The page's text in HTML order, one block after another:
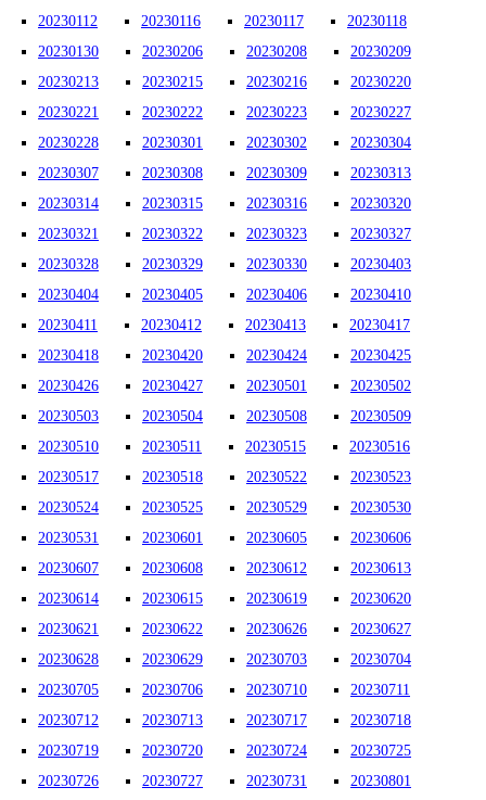
20230112 20230116 20230117
20230118
20230130
20230206 20230208
20230209
20230213
20230215 20230216
20230220
20230221
20230222 20230223
20230227
20230228
20230301 20230302
20230304
20230307
20230308 20230309
20230313
20230314
20230315 20230316
20230320
20230321
20230322 20230323
20230327
20230328
20230329 20230330
20230403
20230404
20230405 20230406
20230410
20230411
20230412 20230413
20230417
20230418
20230420 20230424
20230425
20230426
20230427 20230501
20230502
20230503
20230504 20230508
20230509
20230510
20230511 20230515
20230516
20230517
20230518 20230522
20230523
20230524
20230525 20230529
20230530
20230531
20230601 20230605
20230606
20230607
20230608 20230612
20230613
20230614
20230615 20230619
20230620
20230621
20230622 20230626
20230627
20230628
20230629 20230703
20230704
20230705
20230706 20230710
20230711
20230712
20230713 20230717
20230718
20230719
20230720 20230724
20230725
20230726
20230727 20230731
20230801